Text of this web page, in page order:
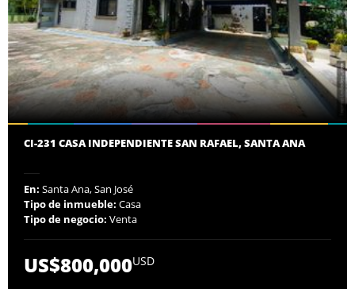
CI-231 CASA INDEPENDIENTE SAN RAFAEL, SANTA ANA
En: Santa Ana, San José
Tipo de inmueble: Casa
Tipo de negocio: Venta
US$800,000USD